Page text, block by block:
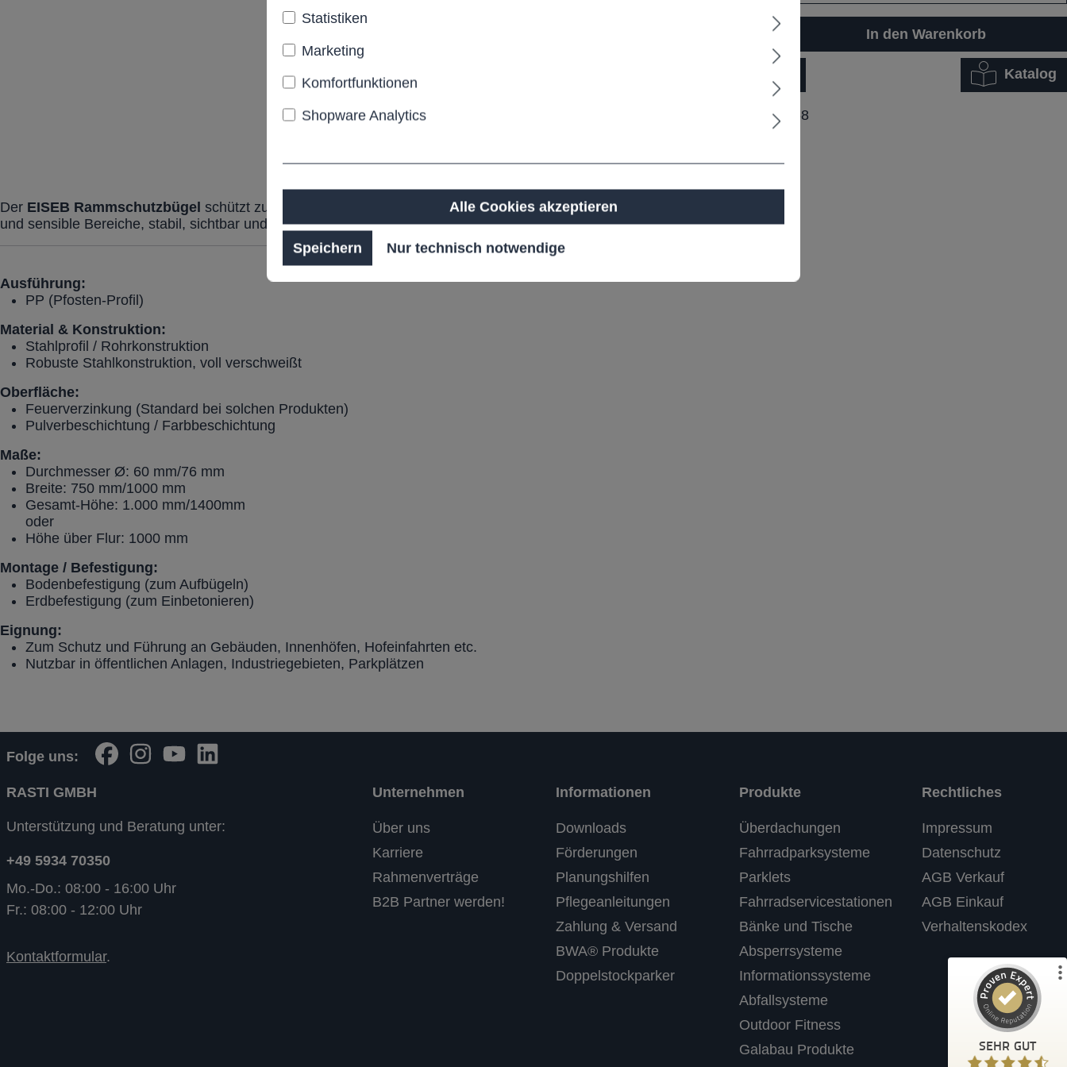
In den Warenkorb
Katalog
A19968
Der EISEB Rammschutzbügel schützt zuverlässig Gebäude, Verkehrsflächen
und sensible Bereiche, stabil, sichtbar und funktional.
Ausführung:
PP (Pfosten-Profil)
Material & Konstruktion:
Stahlprofil / Rohrkonstruktion
Robuste Stahlkonstruktion, voll verschweißt
Oberfläche:
Feuerverzinkung (Standard bei solchen Produkten)
Pulverbeschichtung / Farbbeschichtung
Maße:
Durchmesser Ø: 60 mm/76 mm
Breite: 750 mm/1000 mm
Gesamt-Höhe: 1.000 mm/1400mm
oder
Höhe über Flur: 1000 mm
Montage / Befestigung:
Bodenbefestigung (zum Aufbügeln)
Erdbefestigung (zum Einbetonieren)
Eignung:
Zum Schutz und Führung an Gebäuden, Innenhöfen, Hofeinfahrten etc.
Nutzbar in öffentlichen Anlagen, Industriegebieten, Parkplätzen
Folge uns:
RASTI GMBH
Unterstützung und Beratung unter:
+49 5934 70350
Mo.-Do.: 08:00 - 16:00 Uhr
Fr.: 08:00 - 12:00 Uhr
Kontaktformular.
Unternehmen
Über uns
Karriere
Rahmenverträge
B2B Partner werden!
Informationen
Downloads
Förderungen
Planungshilfen
Pflegeanleitungen
Zahlung & Versand
BWA® Produkte
Doppelstockparker
Produkte
Überdachungen
Fahrradparksysteme
Parklets
Fahrradservicestationen
Bänke und Tische
Absperrsysteme
Informationssysteme
Abfallsysteme
Outdoor Fitness
Galabau Produkte
Rechtliches
Impressum
Datenschutz
AGB Verkauf
AGB Einkauf
Verhaltenskodex
Statistiken
Marketing
Komfortfunktionen
Shopware Analytics
Alle Cookies akzeptieren
Speichern Nur technisch notwendige
SEHR GUT
RASTI
100
%
Empfehlungen auf
ProvenExpert.com
Bewertungen auf ProvenExpert.com
Erfahren Sie mehr über dieses Bewertungssiegel
Anonym